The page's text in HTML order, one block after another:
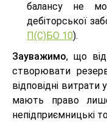
балансу не
дебіторської
П(С)БО 10).
Зауважимо, що
створювати
відповідні витрати
мають право
непідприємницькі